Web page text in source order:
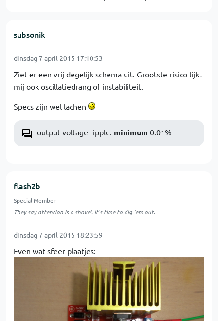
subsonik
dinsdag 7 april 2015 17:10:53
Ziet er een vrij degelijk schema uit. Grootste risico lijkt
mij ook oscillatiedrang of instabiliteit.
Specs zijn wel lachen
output voltage ripple: minimum 0.01%
flash2b
Special Member
They say attention is a shovel. It's time to dig 'em out.
dinsdag 7 april 2015 18:23:59
Even wat sfeer plaatjes: